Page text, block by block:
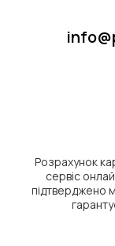
Розрахунок
сервіс
підтверджено